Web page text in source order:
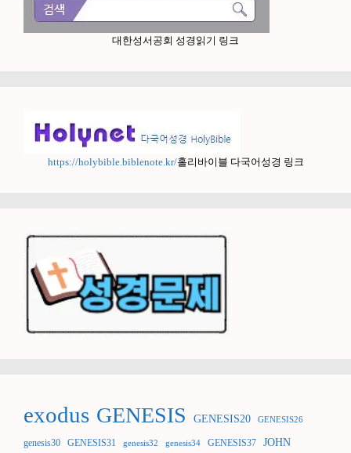
대한성서공회 성경읽기 링크
https://holybible.biblenote.kr/홀리바이블 다국어성경 링크
exodus GENESIS GENESIS20 GENESIS26
genesis30 GENESIS31 genesis32 genesis34 GENESIS37 JOHN